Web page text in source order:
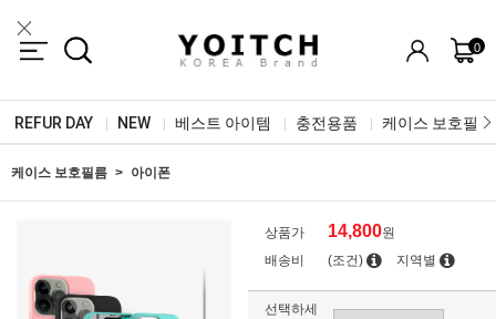
0
REFUR DAY NEW 베스트 아이템 충전용품 케이스 보호필름
케이스 보호필름 아이폰
상품가 14,800원
배송비
(조건) 지역별
선택하세